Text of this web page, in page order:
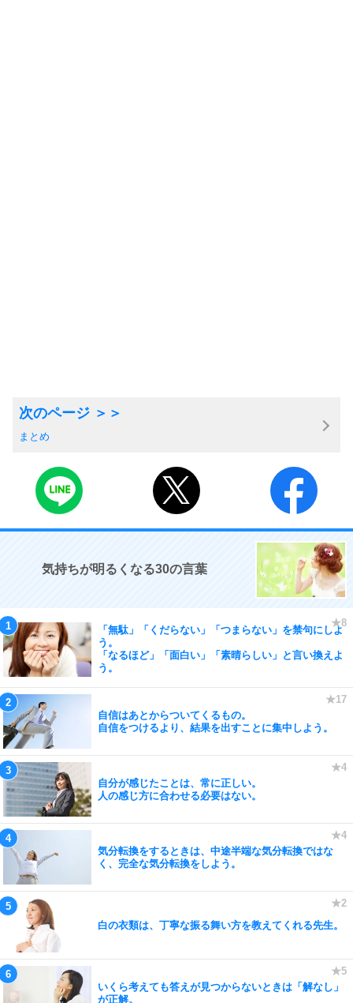
まとめ
気持ちが明るくなる30の言葉
「無駄」「くだらない」「つまらない」を禁句にしよ
う。
「なるほど」「面白い」「素晴らしい」と言い換えよ
う。
自信はあとからついてくるもの。
自信をつけるより、結果を出すことに集中しよう。
自分が感じたことは、常に正しい。
人の感じ方に合わせる必要はない。
気分転換をするときは、中途半端な気分転換ではな
く、完全な気分転換をしよう。
白の衣類は、丁寧な振る舞い方を教えてくれる先生。
いくら考えても答えが見つからないときは「解なし」
が正解。